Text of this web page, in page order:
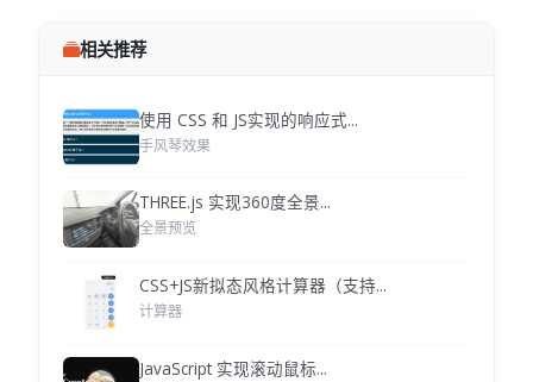
相关推荐
使用 CSS 和 JS实现的响应式...
手风琴效果
THREE.js 实现360度全景...
全景预览
CSS+JS新拟态风格计算器（支持...
计算器
JavaScript 实现滚动鼠标...